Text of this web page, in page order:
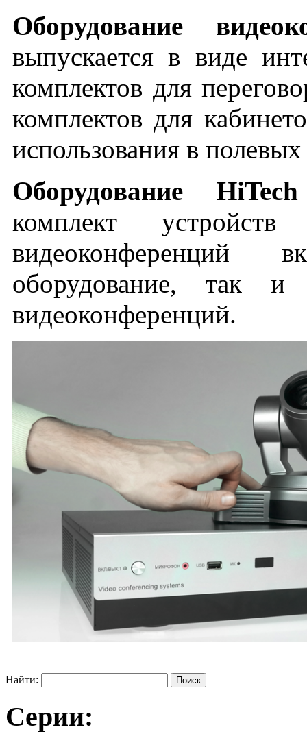
Оборудование
выпускается в виде
комплектов для
комплектов для
использования в
Оборудование
комплект
видеоконференций
оборудование, так и
видеоконференций.
Найти:
Серии: